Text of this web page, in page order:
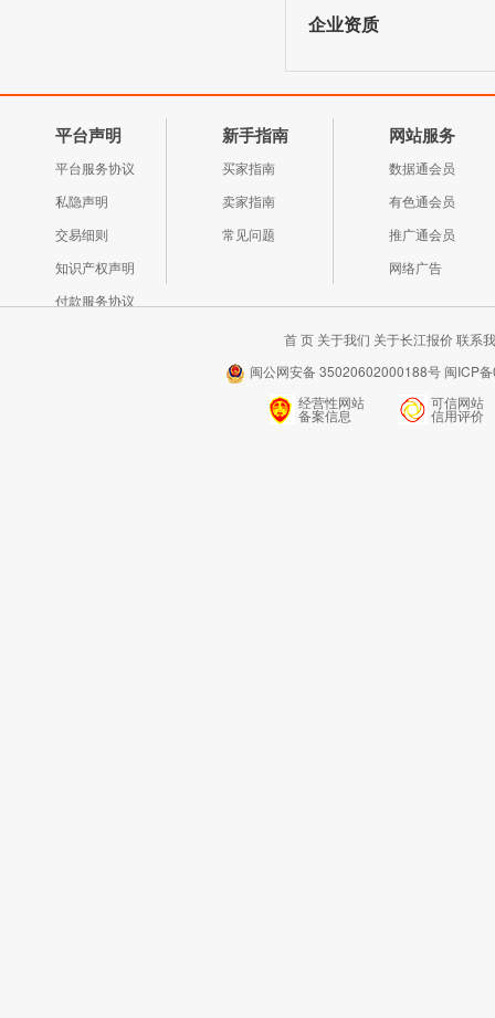
企业资质
平台声明
平台服务协议
私隐声明
交易细则
知识产权声明
付款服务协议
新手指南
买家指南
卖家指南
常见问题
网站服务
数据通会员
有色通会员
推广通会员
网络广告
首 页 关于我们 关于长江报价 联系
闽公网安备 35020602000188号 闽ICP
经营性网站
备案信息
可信网站
信用评价